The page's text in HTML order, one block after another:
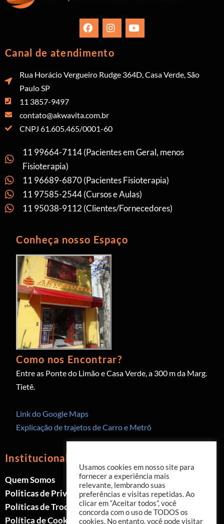
Canal de atendimento
Rua Horácio Vergueiro Rudge 364D, Casa Verde, São
Paulo SP
11 3857-9497
contato@akwavita.com.br
CNPJ 61.605.465/0001-60
11 99664-7114 (Pacientes em Geral, menos
Fisioterapia)
11 96689-6870 (Pacientes Fisioterapia)
11 97585-2544 (Cursos e Aulas)
11 95038-9112 (Clientes/Fornecedores)
Conheça nosso Espaço
Como nos Encontrar?
Entre as Ponte do Limão e Casa Verde, a 300 m da Marg.
Tietê.
Link do Google Maps
Explicação de trajetos de Carro e Metrô
Institucional
Quem Somos
Politicas de Privacidade
Políticas de Trocas e Devoluções
Política de Cookies
Usamos cookies em nosso site para
fornecer a experiência mais
relevante, lembrando suas
preferências e visitas repetidas. Ao
clicar em “Aceitar todos”, você
concorda com o uso de TODOS os
cookies. No entanto, você pode visitar